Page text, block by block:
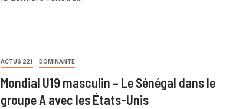
ACTUS 221 DOMINANTE
Mondial U19 masculin – Le Sénégal dans le
groupe A avec les États-Unis